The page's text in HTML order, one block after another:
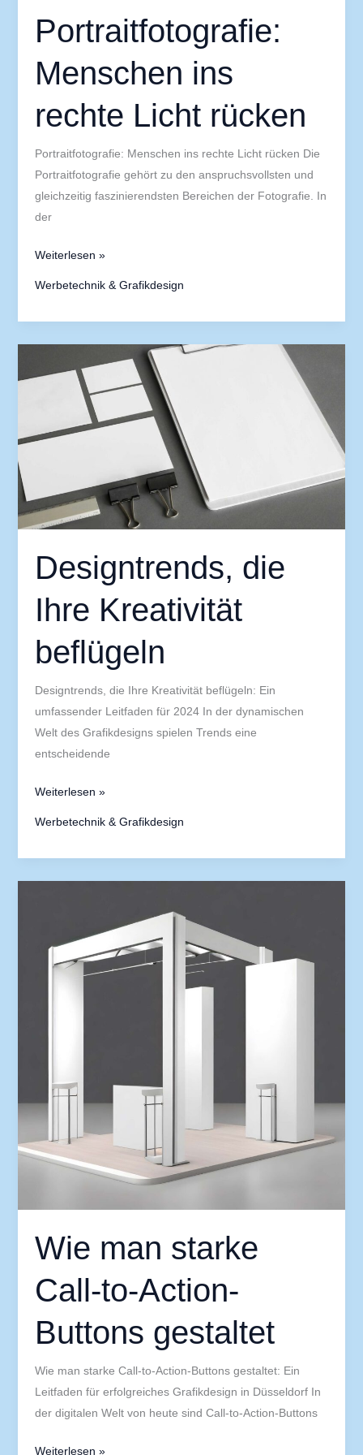
Portraitfotografie:
Menschen ins
rechte Licht rücken
Portraitfotografie: Menschen ins rechte Licht rücken Die
Portraitfotografie gehört zu den anspruchsvollsten und
gleichzeitig faszinierendsten Bereichen der Fotografie. In
der
Weiterlesen »
Werbetechnik & Grafikdesign
Designtrends, die
Ihre Kreativität
beflügeln
Designtrends, die Ihre Kreativität beflügeln: Ein
umfassender Leitfaden für 2024 In der dynamischen
Welt des Grafikdesigns spielen Trends eine
entscheidende
die
beflügeln
Weiterlesen »
Werbetechnik & Grafikdesign
Wie man starke
Call-to-Action-
Buttons gestaltet
Wie man starke Call-to-Action-Buttons gestaltet: Ein
Leitfaden für erfolgreiches Grafikdesign in Düsseldorf In
der digitalen Welt von heute sind Call-to-Action-Buttons
Weiterlesen »